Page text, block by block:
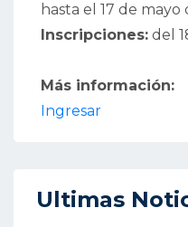
hasta el 17 de mayo
Inscripciones: del
Más información:
Ingresar
Ultimas